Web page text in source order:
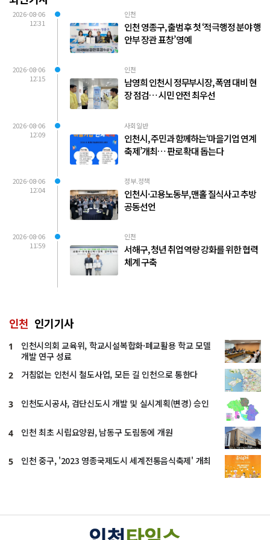
2026-08-06
12:31
인천
인천 영종구, 출범 후 첫 ‘적극행정 분야 행
안부 장관 표창’ 영예
2026-08-06
12:15
인천
남영희 인천시 정무부시장, 폭염 대비 현
장 점검… 시민 안전 최우선
2026-08-06
12:09
사회일반
인천시, 주민과 함께하는‘마을기업 연계
축제’개최… 판로 확대 돕는다
2026-08-06
12:04
정부.정책
인천시·고용노동부, 맨홀 질식사고 추방
공동선언
2026-08-06
11:59
인천
서해구, 청년 취업 역량 강화를 위한 협력
체계 구축
인천 인기기사
1
인천시의회 교육위, 학교시설복합화·폐교활용 학교 모델
개발 연구 성료
2 거침없는 인천시 철도사업, 모든 길 인천으로 통한다
3 인천도시공사, 검단신도시 개발 및 실시계획(변경) 승인
4 인천 최초 시립요양원, 남동구 도림동에 개원
5 인천 중구, '2023 영종국제도시 세계전통음식축제' 개최